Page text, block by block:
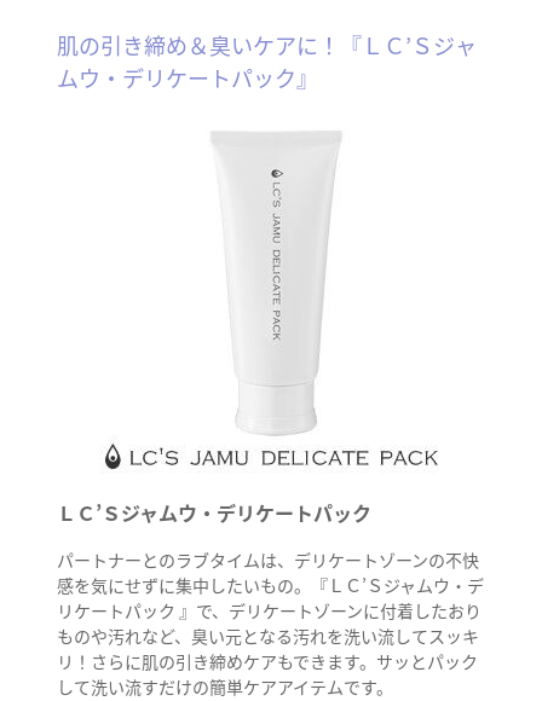
肌の引き締め＆臭いケアに！『ＬＣ’Ｓジャ
ムウ・デリケートパック』
ＬＣ’Ｓジャムウ・デリケートパック
パートナーとのラブタイムは、デリケートゾーンの不快
感を気にせずに集中したいもの。『ＬＣ’Ｓジャムウ・デ
リケートパック 』で、デリケートゾーンに付着したおり
ものや汚れなど、臭い元となる汚れを洗い流してスッキ
リ！さらに肌の引き締めケアもできます。サッとパック
して洗い流すだけの簡単ケアアイテムです。